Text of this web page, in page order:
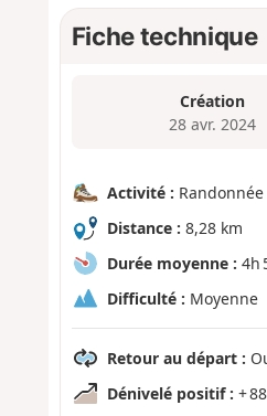
Fiche technique
Création
28 avr. 2024
Activité :
Distance : 8,28 km
Durée moyenne : 4h
Difficulté : Moyenne
Retour au départ :
Dénivelé positif : +